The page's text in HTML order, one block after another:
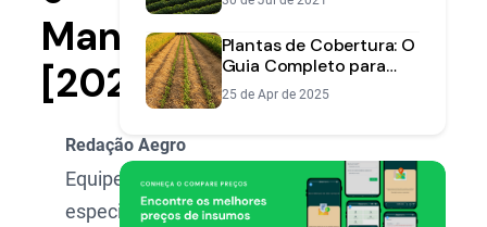
Manejo
[2025]
Redação Aegro
Equipe de
especialistas
Sua Lavoura
Plantas de Cobertura: O
Guia Completo para
Proteger e Enriquecer
seu Solo
25 de Apr de 2025